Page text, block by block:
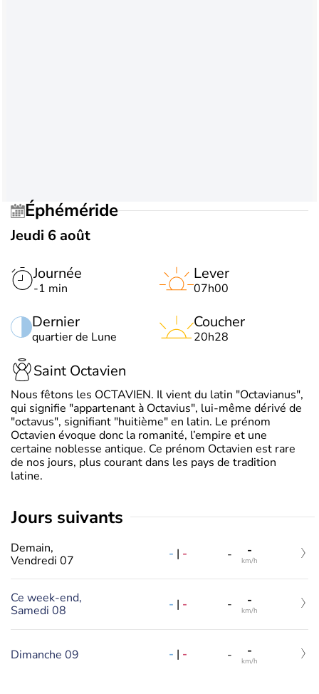
Éphéméride
Jeudi 6 août
Journée
-1 min
Dernier
quartier de Lune
Lever
07h00
Coucher
20h28
Saint Octavien
Nous fêtons les OCTAVIEN. Il vient du latin "Octavianus",
qui signifie "appartenant à Octavius", lui-même dérivé de
"octavus", signifiant "huitième" en latin. Le prénom
Octavien évoque donc la romanité, l’empire et une
certaine noblesse antique. Ce prénom Octavien est rare
de nos jours, plus courant dans les pays de tradition
latine.
jours suivants
Demain,
Vendredi 07
- | - - -
km/h
Ce week-end,
Samedi 08
- | - - -
km/h
Dimanche 09 - | - - -
km/h